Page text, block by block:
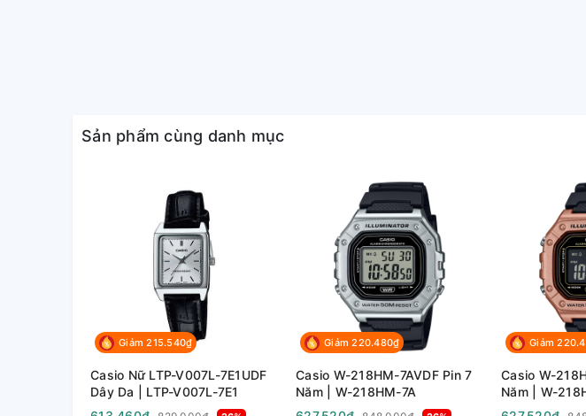
Tuổi thọ pin xấp xỉ: 7 năm với pin CR2016
Kích thước vỏ : 38.2×35.2×8.5mm
Tổng trọng lượng : 21g
Sản phẩm cùng danh mục
Giảm 215.540₫
Casio Nữ LTP-V007L-7E1UDF
Dây Da | LTP-V007L-7E1
Giảm 220.480₫
Casio W-218HM-7AVDF Pin 7
Năm | W-218HM-7A
Giảm
Casio W-
Năm | W-